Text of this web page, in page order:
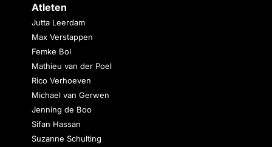
Atleten
Jutta Leerdam
Max Verstappen
Femke Bol
Mathieu van der Poel
Rico Verhoeven
Michael van Gerwen
Jenning de Boo
Sifan Hassan
Suzanne Schulting